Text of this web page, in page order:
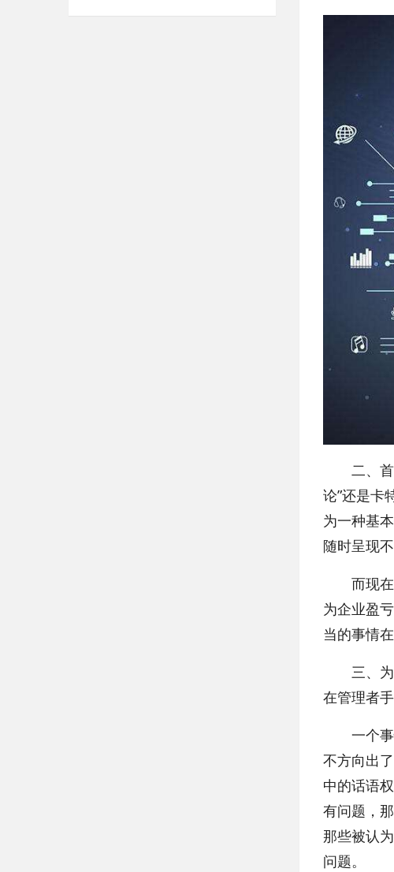
二、首
论”还是卡
为一种基
随时呈现
而现在
为企业盈
当的事情
三、为
在管理者手
一个事
不方向出
中的话语
有问题，
那些被认
问题。